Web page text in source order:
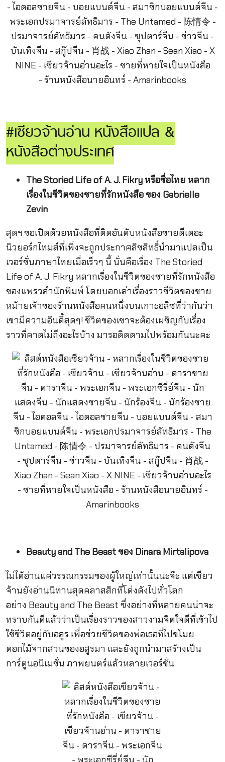
#เซียวจ้านอ่าน หนังสือแปล &
หนังสือต่างประเทศ
The Storied Life of A. J. Fikry หรือชื่อไทย หลาก
เรื่องในชีวิตของชายที่รักหนังสือ ของ Gabrielle
Zevin
สุดฯ ขอเปิดด้วยหนังสือที่ติดอันดับหนังสือขายดีเดอะ
นิวยอร์กไทมส์ที่เพิ่งจะถูกประกาศลิขสิทธิ์นำมาแปลเป็น
เวอร์ชั่นภาษาไทยเมื่อเร็วๆ นี้ นั่นคือเรื่อง The Storied
Life of A. J. Fikry หลากเรื่องในชีวิตของชายที่รักหนังสือ
ของแพรวสำนักพิมพ์ โดยบอกเล่าเรื่องราวชีวิตของชาย
หม้ายเจ้าของร้านหนังสือคนหนึ่งบนเกาะอลิซที่ว่ากันว่า
เขามีความอินดี้สุดๆ! ชีวิตของเขาจะต้องเผชิญกับเรื่อง
ราวที่คาดไม่ถึงอะไรบ้าง มารอติดตามไปพร้อมกันนะคะ
Beauty and The Beast ของ Dinara Mirtalipova
ไม่ได้อ่านแค่วรรณกรรมของผู้ใหญ่เท่านั้นนะจ๊ะ แต่เซียว
จ้านยังอ่านนิทานสุดคลาสสิกที่โด่งดังไปทั่วโลก
อย่าง Beauty and The Beast ซึ่งอย่างที่หลายคนน่าจะ
ทราบกันดีแล้วว่าเป็นเรื่องราวของสาวงามจิตใจดีที่เข้าไป
ใช้ชีวิตอยู่กับอสูร เพื่อช่วยชีวิตของพ่อเธอที่ไปขโมย
ดอกไม้จากสวนของอสูรมา และยังถูกนำมาสร้างเป็น
การ์ตูนอนิเมชั่น ภาพยนตร์แล้วหลายเวอร์ชั่น